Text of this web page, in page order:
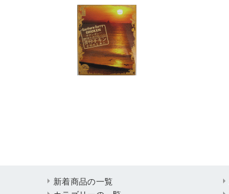
新着商品の一覧